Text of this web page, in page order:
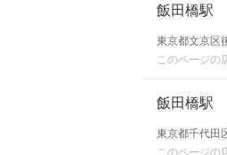
飯田橋駅
東京都文京区
このページの
飯田橋駅
東京都千代田
このページの